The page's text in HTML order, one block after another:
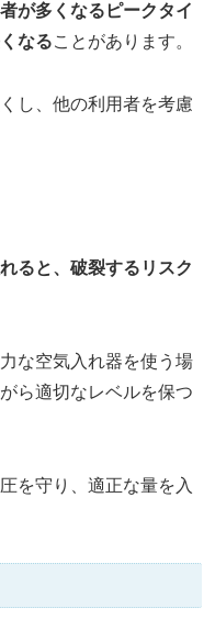
が多くなるピークタイ
なることがあります。
し、他の利用者を考慮
ると、破裂するリスク
な空気入れ器を使う場
ら適切なレベルを保つ
を守り、適正な量を入